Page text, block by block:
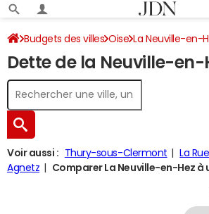
Budgets des villes Oise La Neuville-en-
Dette au 31/12/2024
Dette de la Neuville-en-
Voir aussi : Thury-sous-Clermont
La
Agnetz
Comparer La Neuville-en-Hez à